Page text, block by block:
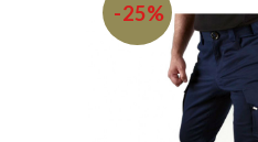
-25%